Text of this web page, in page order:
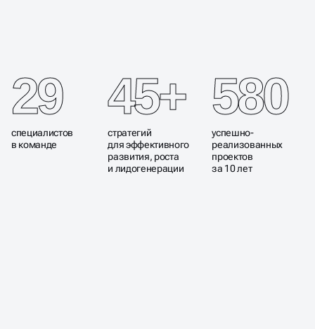
БИЗНЕСУ
29
специалистов
в команде
45+
стратегий
для эффективного
развития, роста
и лидогенерации
580
успешно-
реализованных
проектов
за 10 лет